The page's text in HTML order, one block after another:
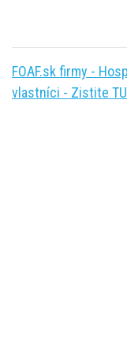
FOAF.sk firmy -
vlastníci - Zistite TU